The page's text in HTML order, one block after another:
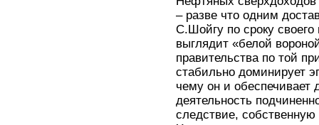
– разве что одним
С.Шойгу по сроку
выглядит «белой
правительства по той
стабильно доминирует
чему он и обеспечивает
деятельность
следствие,